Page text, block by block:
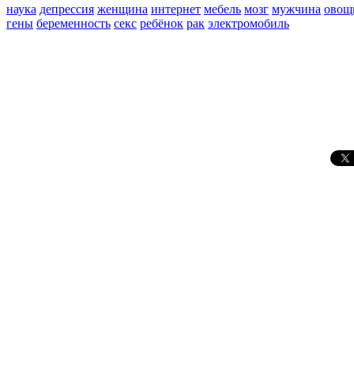
наука депрессия женщина интернет мебель мозг мужчина
гены беременность секс ребёнок рак электромобиль